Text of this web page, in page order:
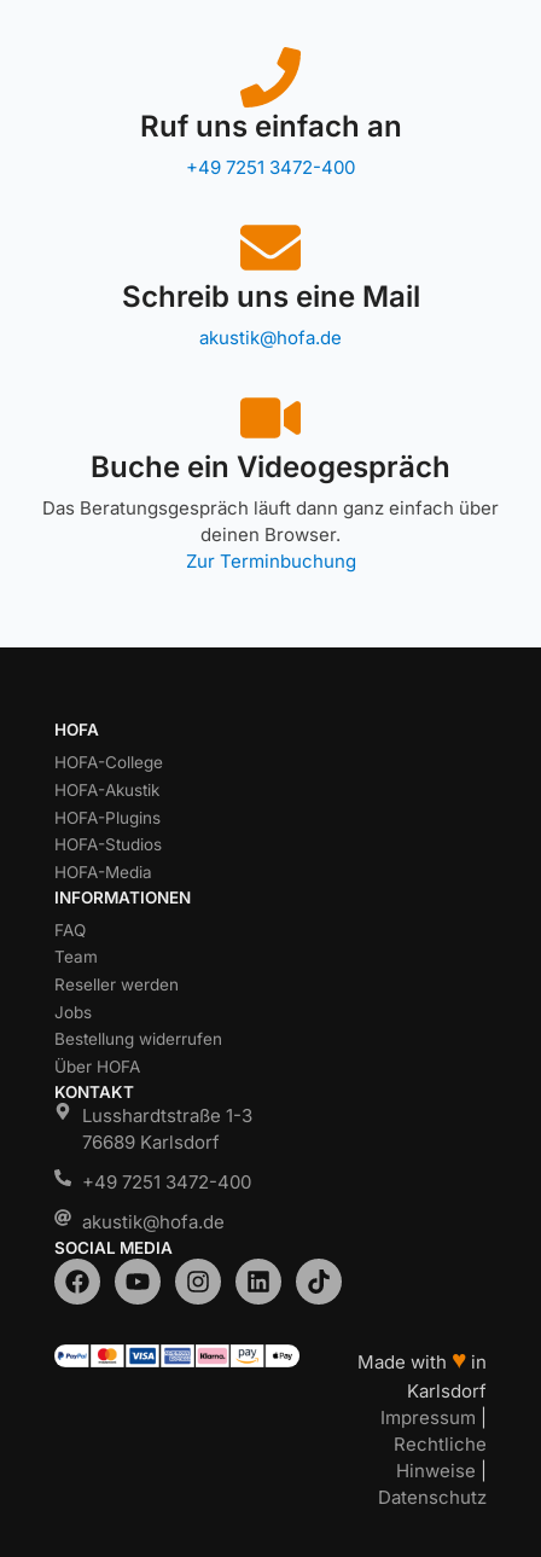
Ruf uns einfach an
+49 7251 3472-400
Schreib uns eine Mail
akustik@hofa.de
Buche ein Videogespräch
Das Beratungsgespräch läuft dann ganz einfach über
deinen Browser.
Zur Terminbuchung
HOFA
HOFA-College
HOFA-Akustik
HOFA-Plugins
HOFA-Studios
HOFA-Media
INFORMATIONEN
FAQ
Team
Reseller werden
Jobs
Bestellung widerrufen
Über HOFA
KONTAKT
Lusshardtstraße 1-3
76689 Karlsdorf
+49 7251 3472-400
akustik@hofa.de
SOCIAL MEDIA
Made with ♥ in
Karlsdorf
Impressum
Rechtliche
Hinweise
Datenschutz